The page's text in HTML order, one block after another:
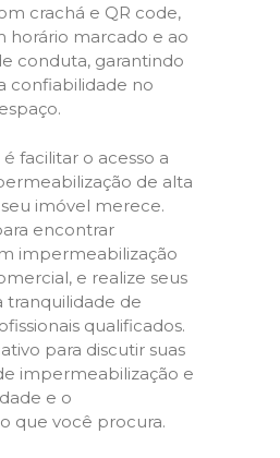
crachá e QR code,
horário marcado e ao
conduta, garantindo
confiabilidade no
facilitar o acesso a
de alta
imóvel merece.
encontrar
impermeabilização
e realize seus
tranquilidade de
qualificados.
para discutir suas
impermeabilização e
e o
que você procura.